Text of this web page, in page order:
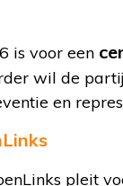
is voor een
wil de
en
pleit